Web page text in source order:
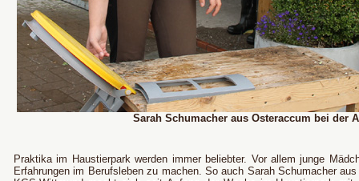
Sarah Schumacher aus Osteraccum bei der
Praktika im Haustierpark werden immer beliebter. Vor allem junge
Erfahrungen im Berufsleben zu machen. So auch Sarah Schumacher